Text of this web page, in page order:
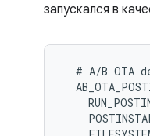
запускался в
# A/B OTA